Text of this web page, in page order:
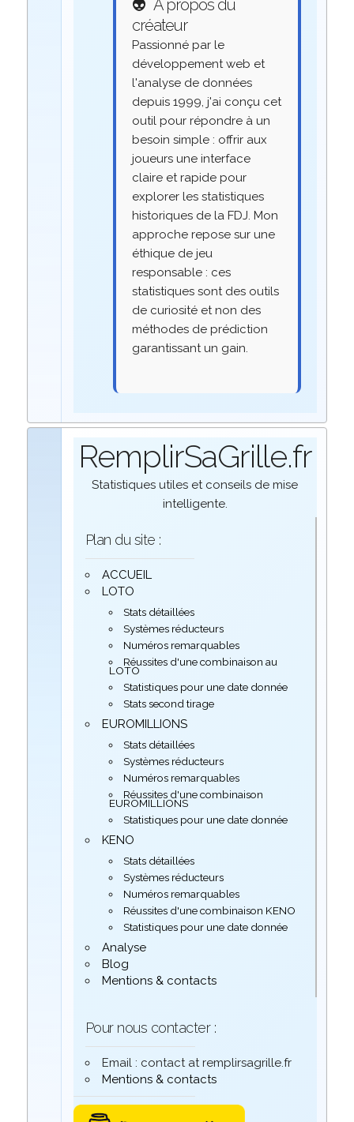
👽 À propos du
créateur
Passionné par le
développement web et
l'analyse de données
depuis 1999, j'ai conçu cet
outil pour répondre à un
besoin simple : offrir aux
joueurs une interface
claire et rapide pour
explorer les statistiques
historiques de la FDJ. Mon
approche repose sur une
éthique de jeu
responsable : ces
statistiques sont des outils
de curiosité et non des
méthodes de prédiction
garantissant un gain.
RemplirSaGrille.fr
Statistiques utiles et conseils de mise
intelligente.
Plan du site :
ACCUEIL
LOTO
Stats détaillées
Systèmes réducteurs
Numéros remarquables
Réussites d'une combinaison au
LOTO
Statistiques pour une date donnée
Stats second tirage
EUROMILLIONS
Stats détaillées
Systèmes réducteurs
Numéros remarquables
Réussites d'une combinaison
EUROMILLIONS
Statistiques pour une date donnée
KENO
Stats détaillées
Systèmes réducteurs
Numéros remarquables
Réussites d'une combinaison KENO
Statistiques pour une date donnée
Analyse
Blog
Mentions & contacts
Pour nous contacter :
Email : contact at remplirsagrille.fr
Mentions & contacts